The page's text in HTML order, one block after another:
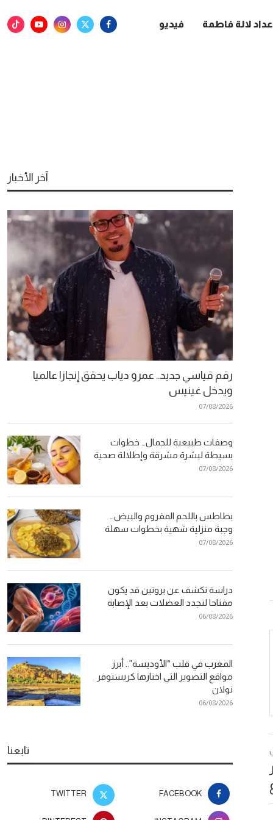
لالة فاطمة فيديو
آخر الأخبار
رقم قياسي جديد.. عمرو دياب يحقق إنجازا عالميا
ويدخل غينيس
07/08/2026
وصفات طبيعية للجمال… خطوات
بسيطة لبشرة مشرقة وإطلالة صحية
07/08/2026
بطاطس باللحم المفروم والبيض…
وجبة منزلية شهية بخطوات سهلة
07/08/2026
دراسة تكشف عن بروتين قد يكون
مفتاحا لتجدد العضلات بعد الإصابة
06/08/2026
المغرب في قلب “الأوديسة”.. أبرز
مواقع التصوير التي اختارها كريستوفر
نولان
06/08/2026
تابعنا
FACEBOOK
TWITTER